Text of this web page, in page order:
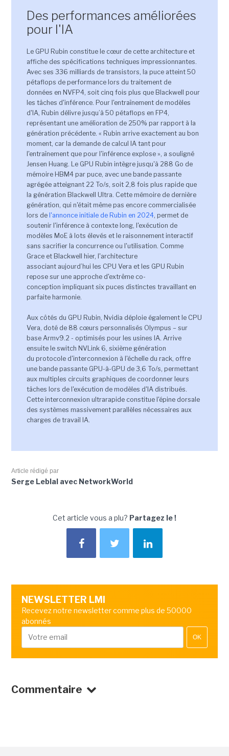
Des performances améliorées
pour l'IA
Le GPU Rubin constitue le cœur de cette architecture et
affiche des spécifications techniques impressionnantes.
Avec ses 336 milliards de transistors, la puce atteint 50
pétaflops de performance lors du traitement de
données en NVFP4, soit cinq fois plus que Blackwell pour
les tâches d'inférence. Pour l'entraînement de modèles
d'IA, Rubin délivre jusqu’à 50 pétaflops en FP4,
représentant une amélioration de 250% par rapport à la
génération précédente. « Rubin arrive exactement au bon
moment, car la demande de calcul IA tant pour
l'entraînement que pour l'inférence explose », a souligné
Jensen Huang. Le GPU Rubin intègre jusqu'à 288 Go de
mémoire HBM4 par puce, avec une bande passante
agrégée atteignant 22 To/s, soit 2,8 fois plus rapide que
la génération Blackwell Ultra. Cette mémoire de dernière
génération, qui n'était même pas encore commercialisée
lors del'annonce initiale de Rubin en 2024, permet de
soutenir l'inférence à contexte long, l'exécution de
modèles MoE à lots élevés et le raisonnement interactif
sans sacrifier la concurrence ou l'utilisation. Comme
Grace et Blackwell hier, l'architecture
associant aujourd’hui les CPU Vera et les GPU Rubin
repose sur une approche d'extrême co-
conception impliquant six puces distinctes travaillant en
parfaite harmonie.
Aux côtés du GPU Rubin, Nvidia déploie également le CPU
Vera, doté de 88 cœurs personnalisés Olympus – sur
base Armv9.2 - optimisés pour les usines IA. Arrive
ensuite le switch NVLink 6, sixième génération
du protocole d'interconnexion à l'échelle du rack, offre
une bande passante GPU-à-GPU de 3,6 To/s, permettant
aux multiples circuits graphiques de coordonner leurs
tâches lors de l'exécution de modèles d'IA distribués.
Cette interconnexion ultrarapide constitue l'épine dorsale
des systèmes massivement parallèles nécessaires aux
charges de travail IA.
Article rédigé par
Serge Leblal avec NetworkWorld
Cet article vous a plu? Partagez le !
NEWSLETTER LMI
Recevez notre newsletter comme plus de 50000
abonnés
OK
Commentaire